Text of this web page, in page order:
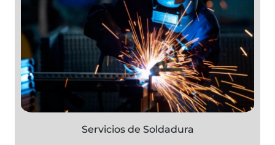
Servicios de Soldadura